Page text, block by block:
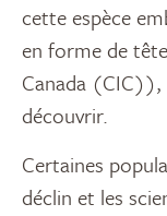
cette espèce
en forme de
Canada (CIC)),
découvrir.
Certaines
déclin et les